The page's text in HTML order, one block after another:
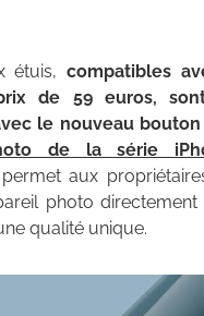
étuis, compatibles
de 59 euros,
le nouveau bouton
de la série
aux
photo directement
qualité unique.